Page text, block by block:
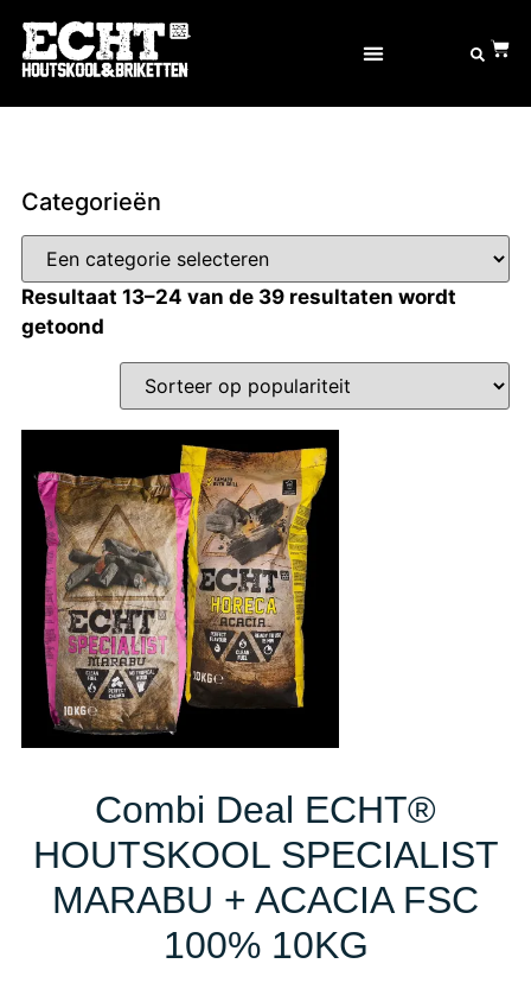
Resultaat 13–24 van de 39 resultaten wordt
getoond
Combi Deal ECHT®
HOUTSKOOL SPECIALIST
MARABU + ACACIA FSC
100% 10KG
Categorieën